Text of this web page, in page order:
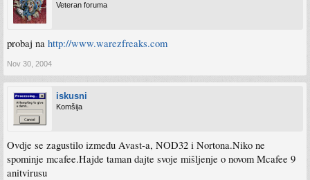
Veteran foruma
probaj na http://www.warezfreaks.com
Nov 30, 2004
iskusni
Komšija
Ovdje se zagustilo između Avast-a, NOD32 i Nortona.Niko ne
spominje mcafee.Hajde taman dajte svoje mišljenje o novom Mcafee 9
anitvirusu